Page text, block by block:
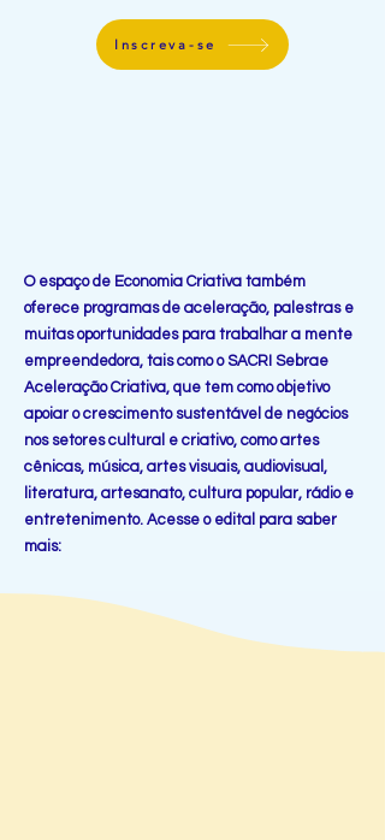
Inscreva-se
O espaço de Economia Criativa também
oferece programas de aceleração, palestras e
muitas oportunidades para trabalhar a mente
empreendedora, tais como o SACRI Sebrae
Aceleração Criativa, que tem como objetivo
apoiar o crescimento sustentável de negócios
nos setores cultural e criativo, como artes
cênicas, música, artes visuais, audiovisual,
literatura, artesanato, cultura popular, rádio e
entretenimento. Acesse o edital para saber
mais: